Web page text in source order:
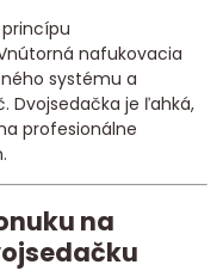
nafukovacia
systému a
Dvojsedačka je ľahká,
profesionálne
na